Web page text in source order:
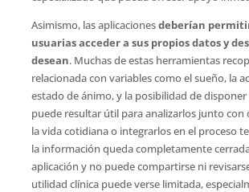
Asimismo, las aplicacionesdeberían
usuarias acceder a sus propios datos y
desean. Muchas de estas herramientas
relacionada con variables como el sueño, la
estado de ánimo, y la posibilidad de
puede resultar útil para analizarlos junto con
la vida cotidiana o integrarlos en el proceso
la información queda completamente
aplicación y no puede compartirse ni
utilidad clínica puede verse limitada,